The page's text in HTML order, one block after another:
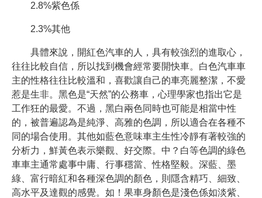
2.8%紫色係
2.3%其他
具體來說，開紅色汽車的人，具有較強烈的進取心，
往往比較自信，所以找到機會經常要開快車。白色汽車車
主的性格往往比較溫和，喜歡讓自己的車亮麗整潔，不愛
惹是生非。黑色是“天然”的公務車，心理學家也指出它是
工作狂的最愛。不過，黑白兩色同時也可能是相當中性
的，被普遍認為是純淨、高雅的色調，所以適合在各種不
同的場合使用。其他如藍色意味車主生性冷靜有著較強的
分析力，鮮黃色表示樂觀、好交際。中？白等色調的綠色
車車主通常處事中庸、行事穩當、性格堅毅。深藍、墨
綠、富行暗紅和各種深色調的顏色，則隱含精巧、細致、
高水平及達觀的感覺。如！果車身顏色是淺色係如淡紫、